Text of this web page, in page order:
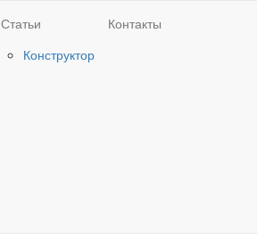
Статьи
Конструктор
Контакты